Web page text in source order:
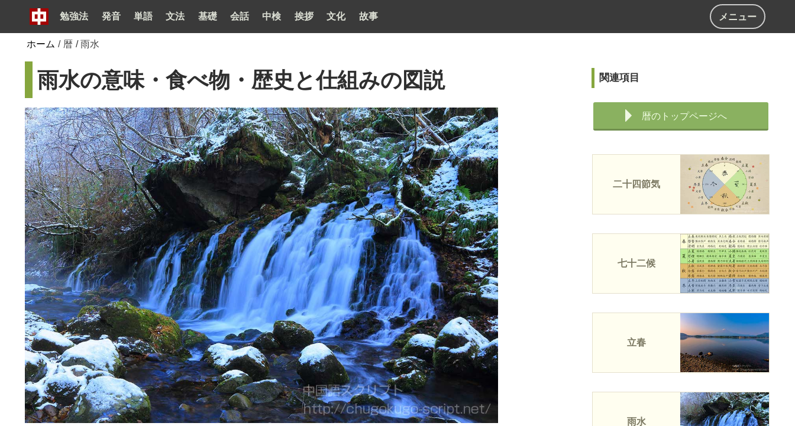
勉強法 発音 単語 文法 基礎 会話 中検 挨拶 文化 故事 メニュー
ホーム / 暦 / 雨水
雨水の意味・食べ物・歴史と仕組みの図説 関連項目
暦のトップページへ
二十四節気
七十二候
立春
雨水